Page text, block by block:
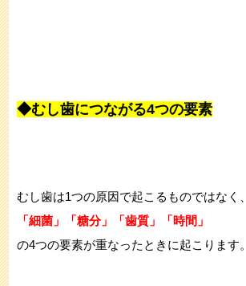
◆むし歯につながる4つの要素
むし歯は1つの原因で起こるものではなく、
「細菌」「糖分」「歯質」「時間」
の4つの要素が重なったときに起こります。